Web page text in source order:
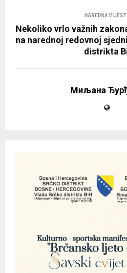
NAREDNA VIJEST
Nekoliko vrlo važnih
na narednoj redovnoj
distrikta
Миљана